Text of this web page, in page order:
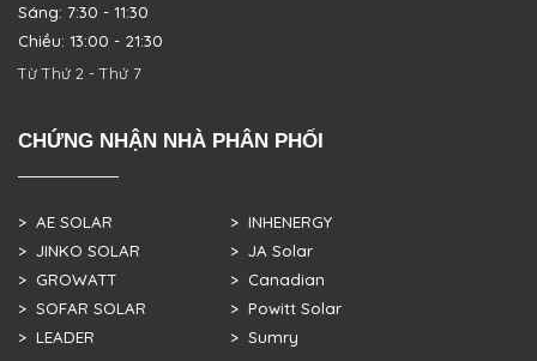
Sáng: 7:30 - 11:30
Chiều: 13:00 - 21:30
Từ Thứ 2 - Thứ 7
CHỨNG NHẬN NHÀ PHÂN PHỐI
> AE SOLAR
> JINKO SOLAR
> GROWATT
> SOFAR SOLAR
> LEADER
> INHENERGY
> JA Solar
> Canadian
> Powitt Solar
> Sumry